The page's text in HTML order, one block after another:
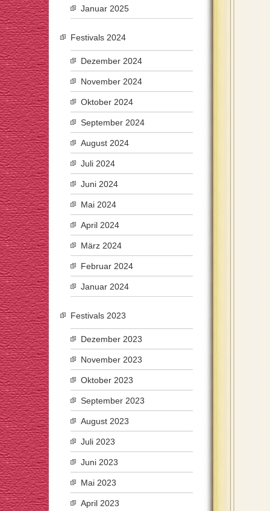
Januar 2025
Festivals 2024
Dezember 2024
November 2024
Oktober 2024
September 2024
August 2024
Juli 2024
Juni 2024
Mai 2024
April 2024
März 2024
Februar 2024
Januar 2024
Festivals 2023
Dezember 2023
November 2023
Oktober 2023
September 2023
August 2023
Juli 2023
Juni 2023
Mai 2023
April 2023